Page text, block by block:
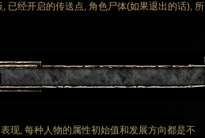
经开启的传送点, 角色尸体(如果退出的话), 所
, 每种人物的属性初始值和发展方向都是不